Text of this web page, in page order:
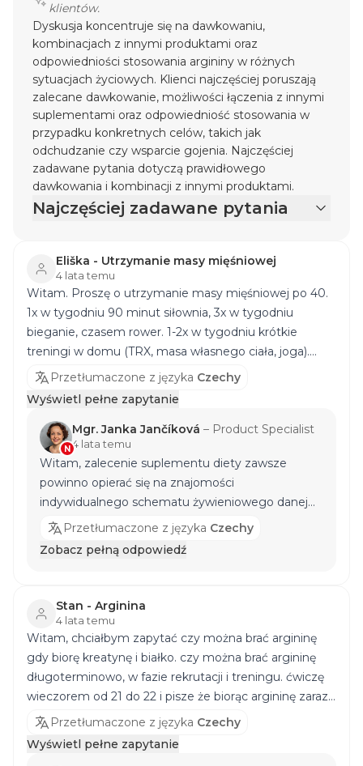
klientów.
Dyskusja koncentruje się na dawkowaniu,
kombinacjach z innymi produktami oraz
odpowiedniości stosowania argininy w różnych
sytuacjach życiowych. Klienci najczęściej poruszają
zalecane dawkowanie, możliwości łączenia z innymi
suplementami oraz odpowiedniość stosowania w
przypadku konkretnych celów, takich jak
odchudzanie czy wsparcie gojenia. Najczęściej
zadawane pytania dotyczą prawidłowego
dawkowania i kombinacji z innymi produktami.
Najczęściej zadawane pytania
Eliška - Utrzymanie masy mięśniowej
4 lata temu
Witam. Proszę o utrzymanie masy mięśniowej po 40.
1x w tygodniu 90 minut siłownia, 3x w tygodniu
bieganie, czasem rower. 1-2x w tygodniu krótkie
treningi w domu (TRX, masa własnego ciała, joga).
Biorę regen po treningach i Glutaminę codziennie. Czy
Wolę formę tabletek niż proszku. Powiedziano mi, że
kreatyna i arginina... czy to nie za dużo? Dziękuję.
Przetłumaczone z języka Czechy
Wyświetl pełne zapytanie
N
Mgr. Janka Jančíková – Product Specialist
4 lata temu
Witam, zalecenie suplementu diety zawsze
powinno opierać się na znajomości
indywidualnego schematu żywieniowego danej
osoby, dlatego przed zaleceniem konkretnego
się na prawidłowo skomponowanej diecie,
odpoczynkiem. Odpowiednie dopasowanie
kaloryczne względem wydatków jest podstawą
do utrzymania masy mięśniowej, a następnie
indywidualnej reprezentacji składników
odżywczych, w czym może pomóc doświadczony
dietetyk lub przynajmniej kalorietabulky.cz. Z
powyższego wynika, że skłaniałbym się ku dawce
(https://www.nutrend.pl/produkt/after-training-
Przetłumaczone z języka Czechy
Zobacz pełną odpowiedź
Stan - Arginina
4 lata temu
Witam, chciałbym zapytać czy można brać argininę
gdy biorę kreatynę i białko. czy można brać argininę
długoterminowo, w fazie rekrutacji i treningu. ćwiczę
wieczorem od 21 do 22 i pisze że biorąc argininę zaraz
po treningu a potem przed snem. czy nie jest za
Przetłumaczone z języka Czechy
Wyświetl pełne zapytanie